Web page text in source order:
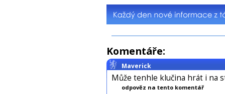
Komentáře:
Maverick
Může tenhle klučina hrát i na
odpověz na tento komentář